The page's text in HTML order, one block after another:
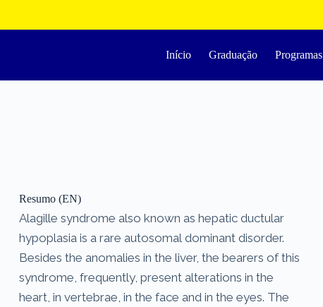
Início Graduação Programas
Resumo (EN)
Alagille syndrome also known as hepatic ductular
hypoplasia is a rare autosomal dominant disorder.
Besides the anomalies in the liver, the bearers of this
syndrome, frequently, present alterations in the
heart, in vertebrae, in the face and in the eyes. The